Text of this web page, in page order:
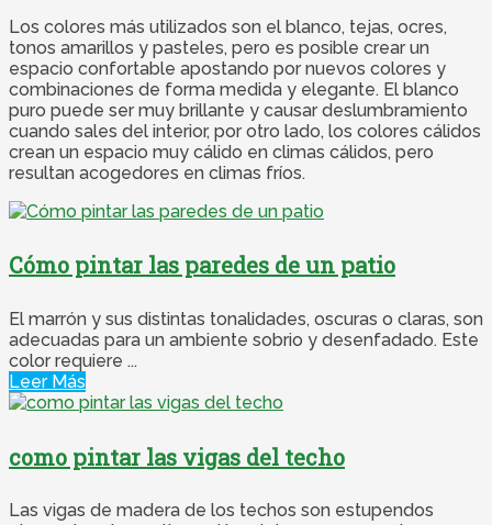
Los colores más utilizados son el blanco, tejas, ocres,
tonos amarillos y pasteles, pero es posible crear un
espacio confortable apostando por nuevos colores y
combinaciones de forma medida y elegante. El blanco
puro puede ser muy brillante y causar deslumbramiento
cuando sales del interior, por otro lado, los colores cálidos
crean un espacio muy cálido en climas cálidos, pero
resultan acogedores en climas fríos.
Cómo pintar las paredes de un patio
El marrón y sus distintas tonalidades, oscuras o claras, son
adecuadas para un ambiente sobrio y desenfadado. Este
color requiere ...
Leer Más
como pintar las vigas del techo
Las vigas de madera de los techos son estupendos